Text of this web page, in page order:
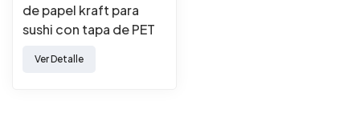
de papel kraft para
sushi con tapa de PET
comida para llevar
Ver Detalle